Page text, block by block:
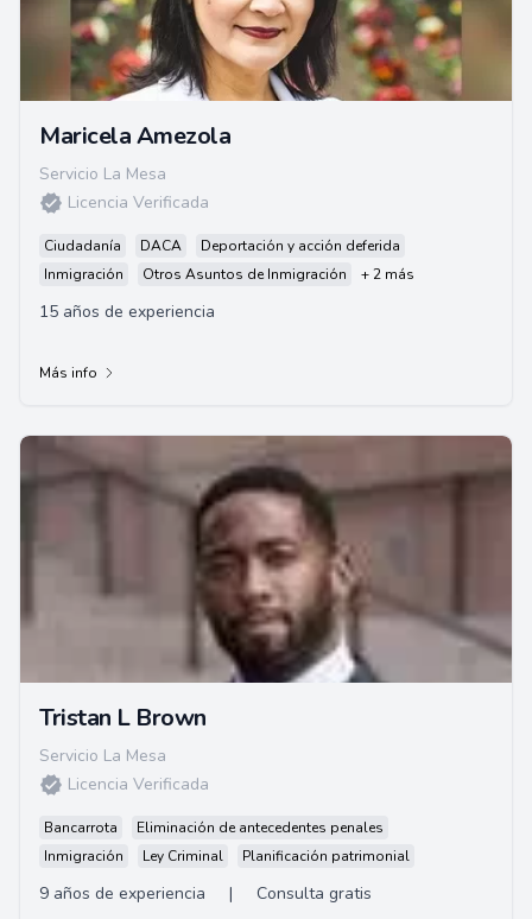
Maricela Amezola
Servicio La Mesa
Licencia Verificada
Ciudadanía DACA
Deportación y acción deferida
Inmigración
Otros Asuntos de Inmigración + 2 más
15 años de experiencia
Más info
Tristan L Brown
Servicio La Mesa
Licencia Verificada
Bancarrota
Eliminación de antecedentes penales
Inmigración
Ley Criminal Planificación patrimonial
9 años de experiencia |
Consulta gratis